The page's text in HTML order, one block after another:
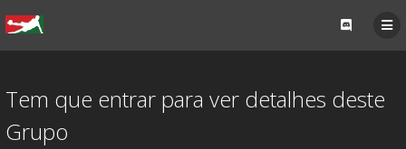
Tem que entrar para ver detalhes deste
Grupo